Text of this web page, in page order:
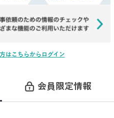
はこちらからログイン
会員限定情報